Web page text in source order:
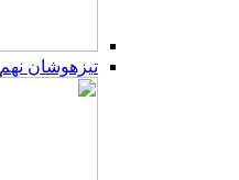
تیزهوشان نهم